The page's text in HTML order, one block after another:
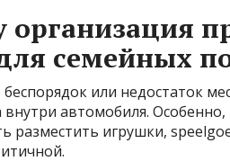
семейных
или недостаток
внутри автомобиля.
разместить игрушки,